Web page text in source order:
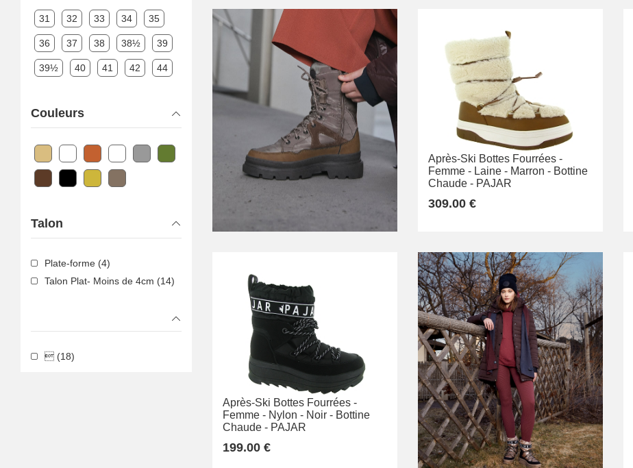
31 32 33 34 35
36 37 38 38½ 39
39½ 40 41 42 44
Couleurs
Talon
Plate-forme (4)
Talon Plat- Moins de 4cm (14)
 (18)
Après-Ski Bottes Fourrées -
Femme - Laine - Marron - Bottine
Chaude - PAJAR
309.00 €
Après-Ski Bottes Fourrées -
Femme - Nylon - Noir - Bottine
Chaude - PAJAR
199.00 €